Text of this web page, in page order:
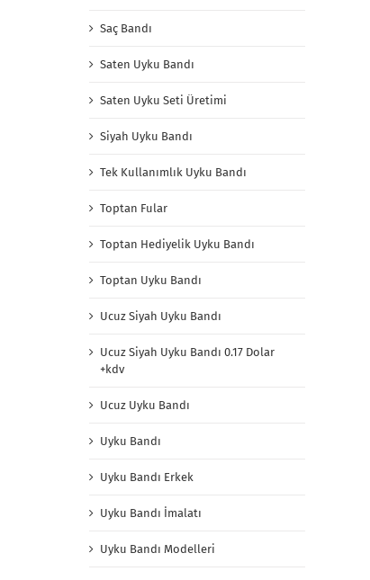
Saç Bandı
Saten Uyku Bandı
Saten Uyku Seti Üretimi
Siyah Uyku Bandı
Tek Kullanımlık Uyku Bandı
Toptan Fular
Toptan Hediyelik Uyku Bandı
Toptan Uyku Bandı
Ucuz Siyah Uyku Bandı
Ucuz Siyah Uyku Bandı 0.17 Dolar
+kdv
Ucuz Uyku Bandı
Uyku Bandı
Uyku Bandı Erkek
Uyku Bandı İmalatı
Uyku Bandı Modelleri